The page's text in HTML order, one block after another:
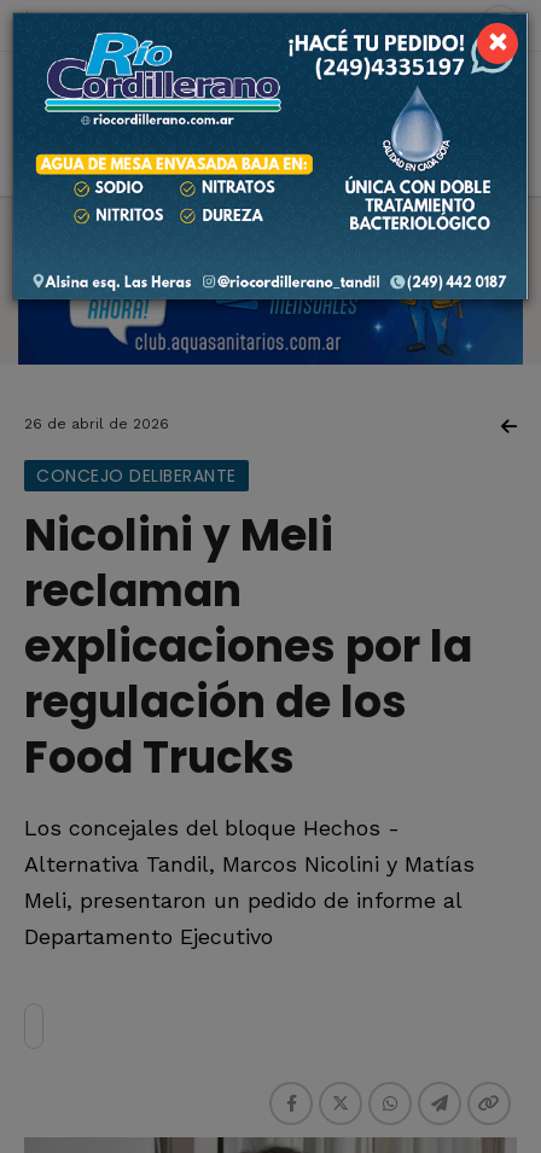
6.8 ºC
26 de abril de 2026
CONCEJO DELIBERANTE
Nicolini y Meli
reclaman
explicaciones por la
regulación de los
Food Trucks
Los concejales del bloque Hechos -
Alternativa Tandil, Marcos Nicolini y Matías
Meli, presentaron un pedido de informe al
Departamento Ejecutivo
×